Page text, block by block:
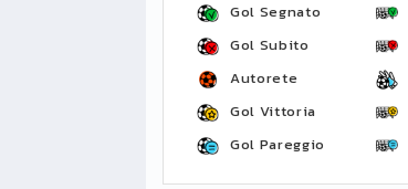
Gol Segnato
Gol Subito
Autorete
Gol Vittoria
Gol Pareggio